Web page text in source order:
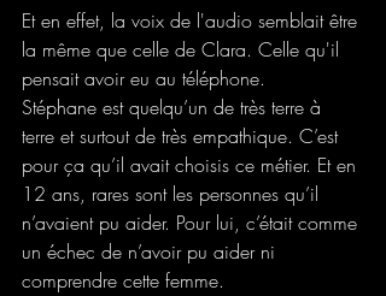
Et en effet, la voix de l'audio semblait être
la même que celle de Clara. Celle qu'il
pensait avoir eu au téléphone.
Stéphane est quelqu’un de très terre à
terre et surtout de très empathique. C’est
pour ça qu’il avait choisis ce métier. Et en
12 ans, rares sont les personnes qu’il
n’avaient pu aider. Pour lui, c’était comme
un échec de n’avoir pu aider ni
comprendre cette femme.